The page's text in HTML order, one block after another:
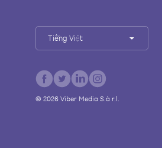
Tiếng Việt
© 2026Viber Media S.à r.l.